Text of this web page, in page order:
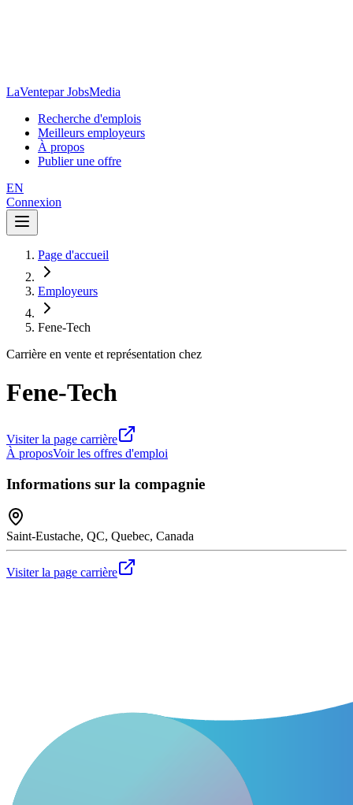
LaVentepar JobsMedia
Recherche d'emplois
Meilleurs employeurs
À propos
Publier une offre
EN
Connexion
Page d'accueil
Employeurs
Fene-Tech
Carrière en vente et représentation chez
Fene-Tech
Visiter la page carrière
À proposVoir les offres d'emploi
Informations sur la compagnie
Saint-Eustache, QC, Quebec, Canada
Visiter la page carrière